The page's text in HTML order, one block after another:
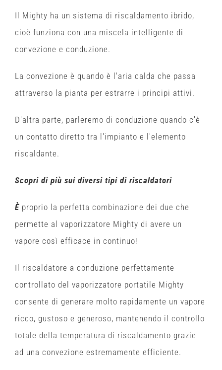
Il Mighty ha un sistema di riscaldamento ibrido,
cioè funziona con una miscela intelligente di
convezione e conduzione.
La convezione è quando è l'aria calda che passa
attraverso la pianta per estrarre i principi attivi.
D'altra parte, parleremo di conduzione quando c'è
un contatto diretto tra l'impianto e l'elemento
riscaldante.
Scopri di più sui diversi tipi di riscaldatori
È proprio la perfetta combinazione dei due che
permette al vaporizzatore Mighty di avere un
vapore così efficace in continuo!
Il riscaldatore a conduzione perfettamente
controllato del vaporizzatore portatile Mighty
consente di generare molto rapidamente un vapore
ricco, gustoso e generoso, mantenendo il controllo
totale della temperatura di riscaldamento grazie
ad una convezione estremamente efficiente.